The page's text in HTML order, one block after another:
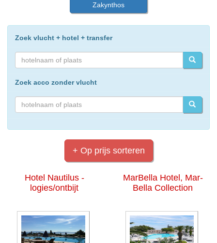
Zakynthos
Zoek vlucht + hotel + transfer
Zoek acco zonder vlucht
+ Op prijs sorteren
Hotel Nautilus -
logies/ontbijt
MarBella Hotel, Mar-
Bella Collection